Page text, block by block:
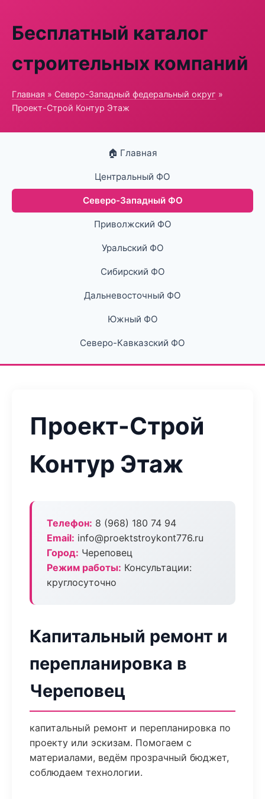
Бесплатный каталог
строительных компаний
Главная » Северо-Западный федеральный округ »
Проект-Строй Контур Этаж
🏠 Главная
Центральный ФО
Северо-Западный ФО
Приволжский ФО
Уральский ФО
Сибирский ФО
Дальневосточный ФО
Южный ФО
Северо-Кавказский ФО
Проект-Строй
Контур Этаж
Телефон: 8 (968) 180 74 94
Email: info@proektstroykont776.ru
Город: Череповец
Режим работы: Консультации:
круглосуточно
Капитальный ремонт и
перепланировка в
Череповец
капитальный ремонт и перепланировка по
проекту или эскизам. Помогаем с
материалами, ведём прозрачный бюджет,
соблюдаем технологии.